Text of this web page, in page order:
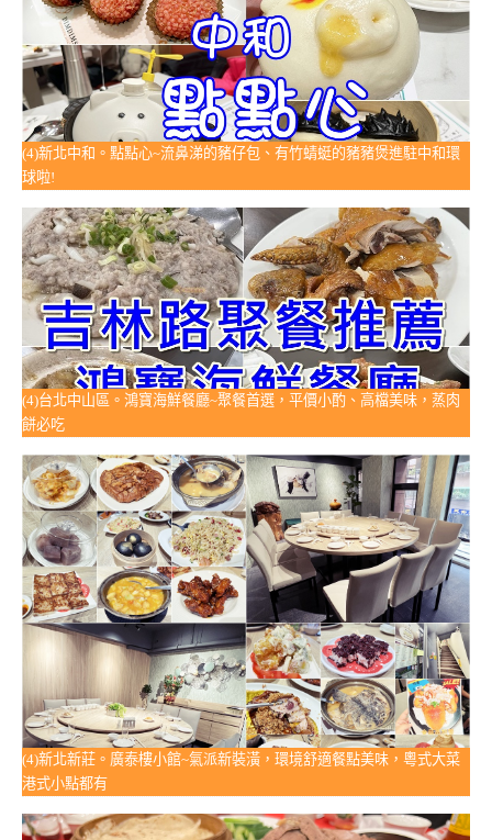
(4)新北中和。點點心~流鼻涕的豬仔包、有竹蜻蜓的豬豬煲進駐中和環
球啦!
(4)台北中山區。鴻寶海鮮餐廳~聚餐首選，平價小酌、高檔美味，蒸肉
餅必吃
(4)新北新莊。廣泰樓小館~氣派新裝潢，環境舒適餐點美味，粵式大菜
港式小點都有